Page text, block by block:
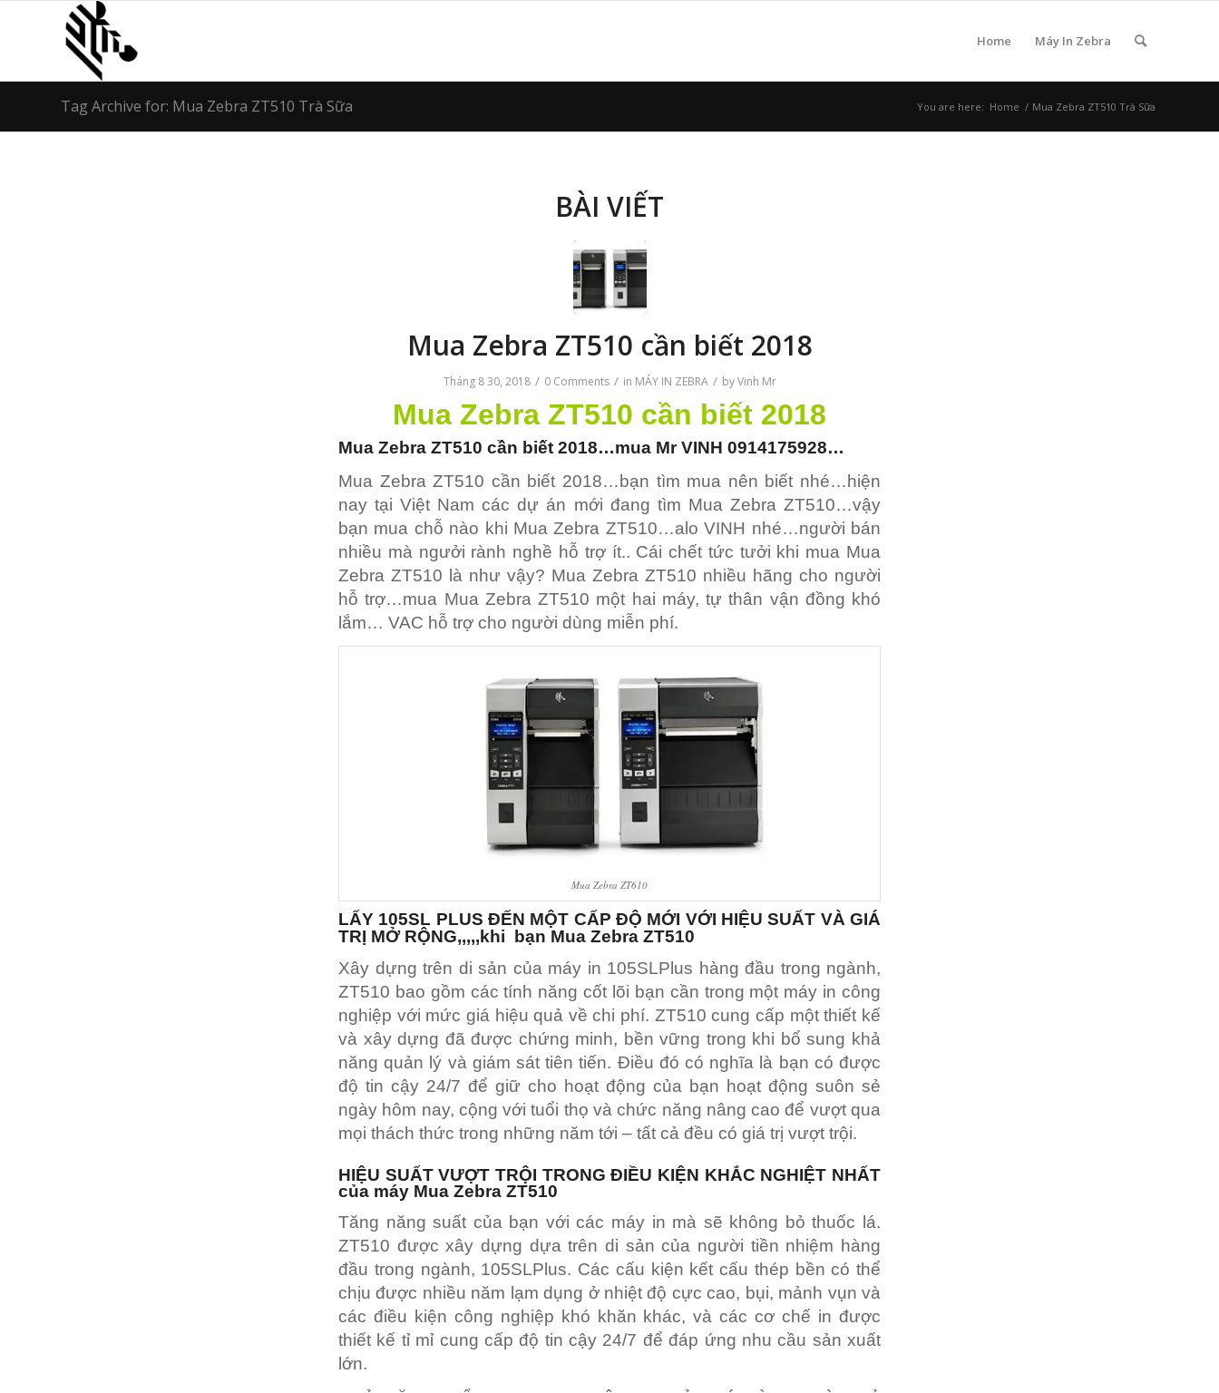
Home Máy In Zebra
Tag Archive for: Mua Zebra ZT510 Trà Sữa You are here: Home / Mua Zebra ZT510 Trà Sữa
BÀI VIẾT
Mua Zebra ZT510 cần biết 2018
Tháng 8 30, 2018 / 0 Comments / in MÁY IN ZEBRA / byVinh Mr
Mua Zebra ZT510 cần biết 2018
Mua Zebra ZT510 cần biết 2018…mua Mr VINH 0914175928…
Mua Zebra ZT510 cần biết 2018…bạn tìm mua nên biết nhé…hiện
nay tại Việt Nam các dự án mới đang tìm Mua Zebra ZT510…vậy
bạn mua chỗ nào khi Mua Zebra ZT510…alo VINH nhé…người bán
nhiều mà ngưởi rành nghề hỗ trợ ít.. Cái chết tức tưởi khi mua Mua
Zebra ZT510 là như vậy? Mua Zebra ZT510 nhiều hãng cho người
hỗ trợ…mua Mua Zebra ZT510 một hai máy, tự thân vận đồng khó
lắm… VAC hỗ trợ cho người dùng miễn phí.
Mua Zebra ZT610
LẤY 105SL PLUS ĐẾN MỘT CẤP ĐỘ MỚI VỚI HIỆU SUẤT VÀ GIÁ
TRỊ MỞ RỘNG,,,,,khi bạn Mua Zebra ZT510
Xây dựng trên di sản của máy in 105SLPlus hàng đầu trong ngành,
ZT510 bao gồm các tính năng cốt lõi bạn cần trong một máy in công
nghiệp với mức giá hiệu quả về chi phí. ZT510 cung cấp một thiết kế
và xây dựng đã được chứng minh, bền vững trong khi bổ sung khả
năng quản lý và giám sát tiên tiến. Điều đó có nghĩa là bạn có được
độ tin cậy 24/7 để giữ cho hoạt động của bạn hoạt động suôn sẻ
ngày hôm nay, cộng với tuổi thọ và chức năng nâng cao để vượt qua
mọi thách thức trong những năm tới – tất cả đều có giá trị vượt trội.
HIỆU SUẤT VƯỢT TRỘI TRONG ĐIỀU KIỆN KHẮC NGHIỆT NHẤT
của máy Mua Zebra ZT510
Tăng năng suất của bạn với các máy in mà sẽ không bỏ thuốc lá.
ZT510 được xây dựng dựa trên di sản của người tiền nhiệm hàng
đầu trong ngành, 105SLPlus. Các cấu kiện kết cấu thép bền có thể
chịu được nhiều năm lạm dụng ở nhiệt độ cực cao, bụi, mảnh vụn và
các điều kiện công nghiệp khó khăn khác, và các cơ chế in được
thiết kế tỉ mỉ cung cấp độ tin cậy 24/7 để đáp ứng nhu cầu sản xuất
lớn.